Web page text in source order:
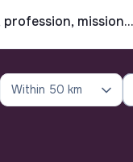
Within 50 km